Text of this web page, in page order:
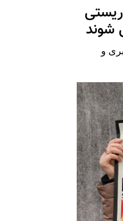
شوند
و